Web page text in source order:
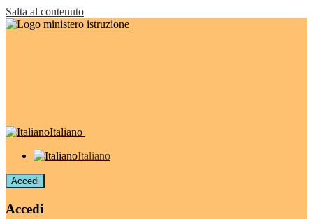
Salta al contenuto
Italiano
Italiano
Accedi
Accedi